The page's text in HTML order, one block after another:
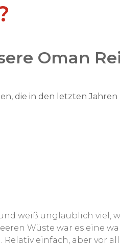
Oman
die in den letzten Jahren
weiß unglaublich viel,
Wüste war es eine
einfach, aber vor